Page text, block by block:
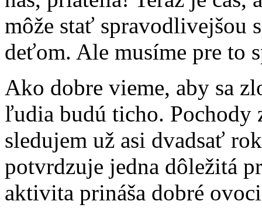
môže stať spravodlivejšou
deťom. Ale musíme pre to
Ako dobre vieme, aby sa
ľudia budú ticho. Pochody
sledujem už asi dvadsať
potvrdzuje jedna dôležitá
aktivita prináša dobré